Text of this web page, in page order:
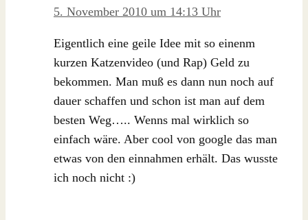
5. November 2010 um 14:13 Uhr
Eigentlich eine geile Idee mit so einenm
kurzen Katzenvideo (und Rap) Geld zu
bekommen. Man muß es dann nun noch auf
dauer schaffen und schon ist man auf dem
besten Weg….. Wenns mal wirklich so
einfach wäre. Aber cool von google das man
etwas von den einnahmen erhält. Das wusste
ich noch nicht :)